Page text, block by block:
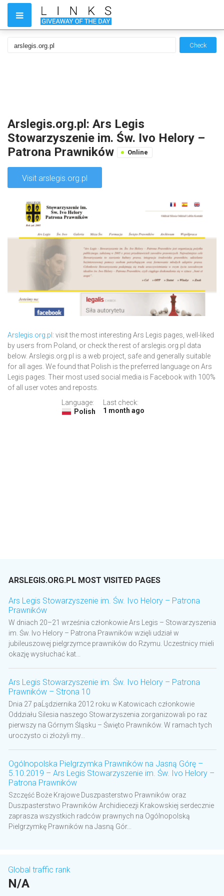
Check
Arslegis.org.pl: Ars Legis
Stowarzyszenie im. Św. Ivo Helory –
Patrona Prawników
Online
Visit arslegis.org.pl
Arslegis.org.pl : visit the most interesting Ars Legis pages, well-liked
by users from Poland, or check the rest of arslegis.org.pl data
below. Arslegis.org.pl is a web project, safe and generally suitable
for all ages. We found that Polish is the preferred language on Ars
Legis pages. Their most used social media is Facebook with 100%
of all user votes and reposts.
Language:
Polish
Last check:
1 month ago
ARSLEGIS.ORG.PL MOST VISITED PAGES
Ars Legis Stowarzyszenie im. Św. Ivo Helory – Patrona
Prawników
W dniach 20–21 września członkowie Ars Legis – Stowarzyszenia
im. Św. Ivo Helory – Patrona Prawników wzięli udział w
jubileuszowej pielgrzymce prawników do Rzymu. Uczestnicy mieli
okazję wysłuchać kat...
Ars Legis Stowarzyszenie im. Św. Ivo Helory – Patrona
Prawników – Strona 10
Dnia 27 paĹşdziernika 2012 roku w Katowicach członkowie
Oddziału Silesia naszego Stowarzyszenia zorganizowali po raz
pierwszy na Górnym Śląsku – Święto Prawników. W ramach tych
uroczysto ci złożyli my...
Ogólnopolska Pielgrzymka Prawników na Jasną Górę –
5.10.2019 – Ars Legis Stowarzyszenie im. Św. Ivo Helory –
Patrona Prawników
Szczęść Boże Krajowe Duszpasterstwo Prawników oraz
Duszpasterstwo Prawników Archidiecezji Krakowskiej serdecznie
zaprasza wszystkich radców prawnych na Ogólnopolską
Pielgrzymkę Prawników na Jasną Gór...
Global traffic rank
N/A